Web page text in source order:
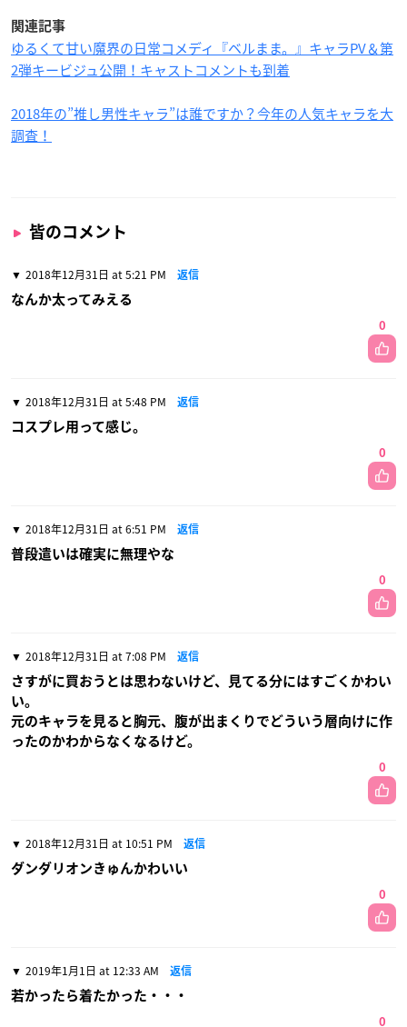
関連記事
ゆるくて甘い魔界の日常コメディ『ベルまま。』キャラPV＆第
2弾キービジュ公開！キャストコメントも到着
2018年の”推し男性キャラ”は誰ですか？今年の人気キャラを大
調査！
皆のコメント
2018年12月31日 at 5:21 PM 返信
なんか太ってみえる
0
2018年12月31日 at 5:48 PM 返信
コスプレ用って感じ。
0
2018年12月31日 at 6:51 PM 返信
普段遣いは確実に無理やな
0
2018年12月31日 at 7:08 PM 返信
さすがに買おうとは思わないけど、見てる分にはすごくかわい
い。
元のキャラを見ると胸元、腹が出まくりでどういう層向けに作
ったのかわからなくなるけど。
0
2018年12月31日 at 10:51 PM 返信
ダンダリオンきゅんかわいい
0
2019年1月1日 at 12:33 AM 返信
若かったら着たかった・・・
0